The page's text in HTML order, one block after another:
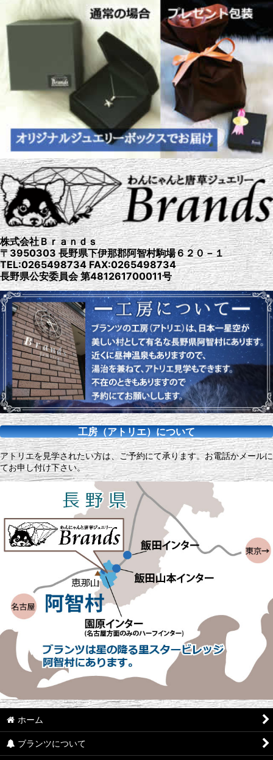
株式会社Ｂｒａｎｄｓ
〒3950303 長野県下伊那郡阿智村駒場６２０－１
TEL:0265498734 FAX:0265498734
長野県公安委員会 第481261700011号
工房（アトリエ）について
アトリエを見学されたい方は、ご予約にて承ります。お電話かメールに
てお申し付け下さい。
ホーム
ブランツについて